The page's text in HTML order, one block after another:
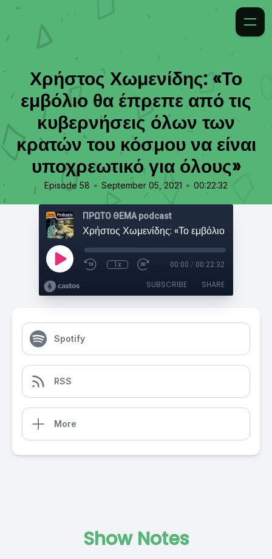
Χρήστος Χωμενίδης: «Το
εμβόλιο θα έπρεπε από τις
κυβερνήσεις όλων των
κρατών του κόσμου να είναι
υποχρεωτικό για όλους»
Episode 58 • September 05, 2021 • 00:22:32
ΠΡΩΤΟ ΘΕΜΑ podcast
1x 00:00 / 00:22:32
SUBSCRIBE SHARE
Spotify
RSS
More
Show Notes